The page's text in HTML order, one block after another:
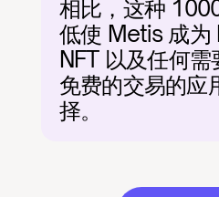
相比，这种
低使 Metis 成为
NFT 以及任何
免费的交易的应
择。